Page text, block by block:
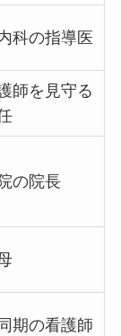
科の指導医
師を見守る
の院長
期の看護師